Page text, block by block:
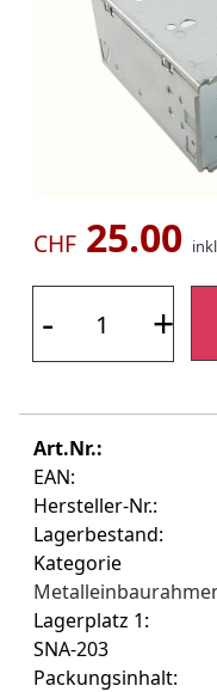
CHF 25.00
- +
Art.Nr.:
EAN:
Hersteller-Nr.:
Lagerbestand:
Kategorie
Lagerplatz 1:
SNA-203
Packungsinhalt: